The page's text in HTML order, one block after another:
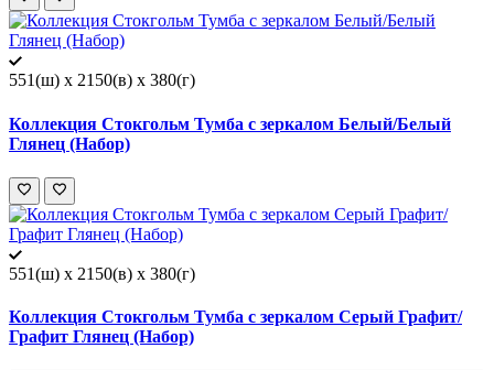
551(ш) x 2150(в) x 380(г)
Коллекция Стокгольм Тумба с зеркалом Белый/Белый
Глянец (Набор)
551(ш) x 2150(в) x 380(г)
Коллекция Стокгольм Тумба с зеркалом Серый Графит/
Графит Глянец (Набор)